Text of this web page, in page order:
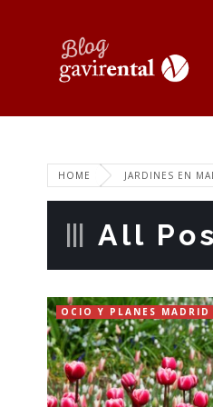
HOME JARDINES EN
All
OCIO Y PLANES MADRID